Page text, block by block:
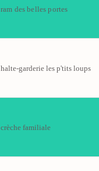
ram des belles portes
halte-garderie les p'tits loups
crèche familiale